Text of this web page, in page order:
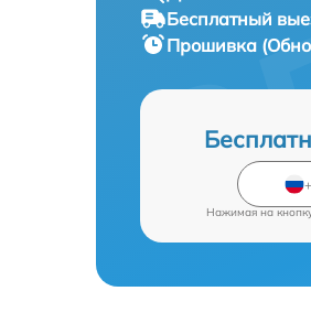
Бесплатный
Прошивка
Нажимая на